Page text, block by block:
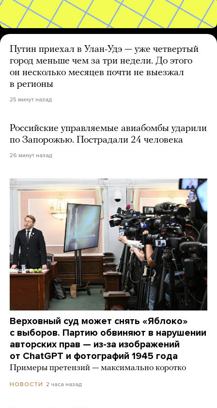
Путин приехал в Улан-Удэ — уже четвертый
город меньше чем за три недели. До этого
он несколько месяцев почти не выезжал
в регионы
25 минут назад
Российские управляемые авиабомбы ударили
по Запорожью. Пострадали 24 человека
26 минут назад
Верховный суд может снять «Яблоко»
с выборов. Партию обвиняют в нарушении
авторских прав — из-за изображений
от ChatGPT и фотографий 1945 года
Примеры претензий — максимально коротко
НОВОСТИ 2 часа назад